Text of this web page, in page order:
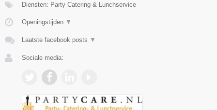
Diensten: Party Catering & Lunchservice
Openingstijden ▼
Laatste facebook posts ▼
Sociale media: